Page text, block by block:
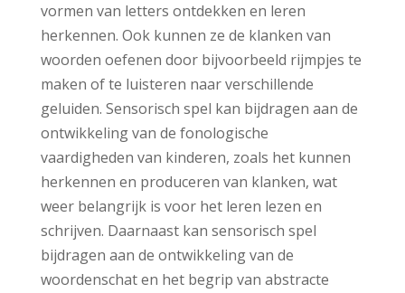
vormen van letters ontdekken en leren
herkennen. Ook kunnen ze de klanken van
woorden oefenen door bijvoorbeeld rijmpjes te
maken of te luisteren naar verschillende
geluiden. Sensorisch spel kan bijdragen aan de
ontwikkeling van de fonologische
vaardigheden van kinderen, zoals het kunnen
herkennen en produceren van klanken, wat
weer belangrijk is voor het leren lezen en
schrijven. Daarnaast kan sensorisch spel
bijdragen aan de ontwikkeling van de
woordenschat en het begrip van abstracte